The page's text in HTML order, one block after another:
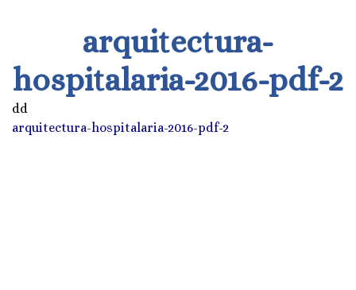
arquitectura-
hospitalaria-2016-pdf-2
dd
arquitectura-hospitalaria-2016-pdf-2